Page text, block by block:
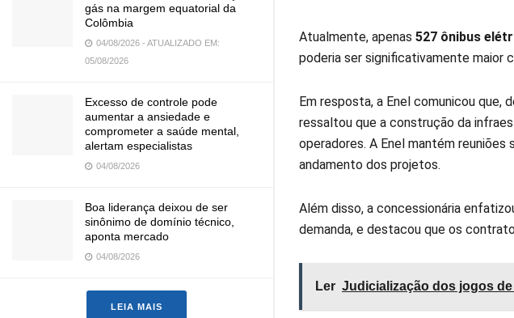
gás na margem equatorial da
Colômbia
04/08/2026 - ATUALIZADO EM:
05/08/2026
Excesso de controle pode
aumentar a ansiedade e
comprometer a saúde mental,
alertam especialistas
04/08/2026
Boa liderança deixou de ser
sinônimo de domínio técnico,
aponta mercado
04/08/2026
LEIA MAIS
Atualmente, apenas 527 ônibus
poderia ser significativamente maior
Em resposta, a Enel comunicou que,
ressaltou que a construção da
operadores. A Enel mantém
andamento dos projetos.
Além disso, a concessionária
demanda, e destacou que os
Ler Judicialização dos jogos